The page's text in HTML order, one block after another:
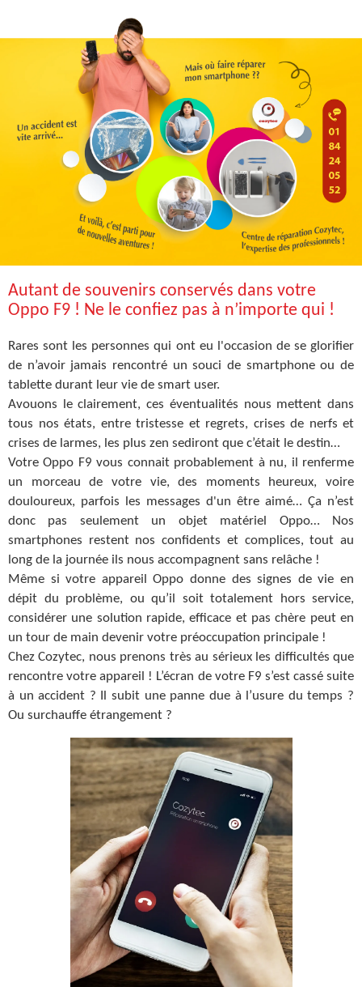
Autant de souvenirs conservés dans votre
Oppo F9 ! Ne le confiez pas à n’importe qui !
Rares sont les personnes qui ont eu l'occasion de se glorifier
de n’avoir jamais rencontré un souci de smartphone ou de
tablette durant leur vie de smart user.
Avouons le clairement, ces éventualités nous mettent dans
tous nos états, entre tristesse et regrets, crises de nerfs et
crises de larmes, les plus zen sediront que c’était le destin…
Votre Oppo F9 vous connait probablement à nu, il renferme
un morceau de votre vie, des moments heureux, voire
douloureux, parfois les messages d'un être aimé… Ça n’est
donc pas seulement un objet matériel Oppo… Nos
smartphones restent nos confidents et complices, tout au
long de la journée ils nous accompagnent sans relâche !
Même si votre appareil Oppo donne des signes de vie en
dépit du problème, ou qu’il soit totalement hors service,
considérer une solution rapide, efficace et pas chère peut en
un tour de main devenir votre préoccupation principale !
Chez Cozytec, nous prenons très au sérieux les difficultés que
rencontre votre appareil ! L’écran de votre F9 s’est cassé suite
à un accident ? Il subit une panne due à l’usure du temps ?
Ou surchauffe étrangement ?